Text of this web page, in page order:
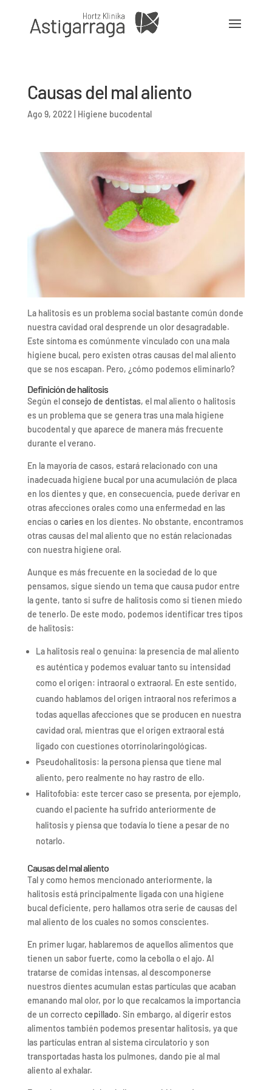
Causas del mal aliento
Ago 9, 2022 Higiene bucodental
La halitosis es un problema social bastante común donde
nuestra cavidad oral desprende un olor desagradable.
Este síntoma es comúnmente vinculado con una mala
higiene bucal, pero existen otras causas del mal aliento
que se nos escapan. Pero, ¿cómo podemos eliminarlo?
Definición de halitosis
Según elconsejo de dentistas, el mal aliento o halitosis
es un problema que se genera tras una mala higiene
bucodental y que aparece de manera más frecuente
durante el verano.
En la mayoría de casos, estará relacionado con una
inadecuada higiene bucal por una acumulación de placa
en los dientes y que, en consecuencia, puede derivar en
otras afecciones orales como una enfermedad en las
encías o cariesen los dientes. No obstante, encontramos
otras causas del mal aliento que no están relacionadas
con nuestra higiene oral.
Aunque es más frecuente en la sociedad de lo que
pensamos, sigue siendo un tema que causa pudor entre
la gente, tanto si sufre de halitosis como si tienen miedo
de tenerlo. De este modo, podemos identificar tres tipos
de halitosis:
La halitosis real o genuina: la presencia de mal aliento
es auténtica y podemos evaluar tanto su intensidad
como el origen: intraoral o extraoral. En este sentido,
cuando hablamos del origen intraoral nos referimos a
todas aquellas afecciones que se producen en nuestra
cavidad oral, mientras que el origen extraoral está
ligado con cuestiones otorrinolaringológicas.
Pseudohalitosis: la persona piensa que tiene mal
aliento, pero realmente no hay rastro de ello.
Halitofobia: este tercer caso se presenta, por ejemplo,
cuando el paciente ha sufrido anteriormente de
halitosis y piensa que todavía lo tiene a pesar de no
notarlo.
Causas del mal aliento
Tal y como hemos mencionado anteriormente, la
halitosis está principalmente ligada con una higiene
bucal deficiente, pero hallamos otra serie de causas del
mal aliento de los cuales no somos conscientes.
En primer lugar, hablaremos de aquellos alimentos que
tienen un sabor fuerte, como la cebolla o el ajo. Al
tratarse de comidas intensas, al descomponerse
nuestros dientes acumulan estas partículas que acaban
emanando mal olor, por lo que recalcamos la importancia
de un correcto cepillado. Sin embargo, al digerir estos
alimentos también podemos presentar halitosis, ya que
las partículas entran al sistema circulatorio y son
transportadas hasta los pulmones, dando pie al mal
aliento al exhalar.